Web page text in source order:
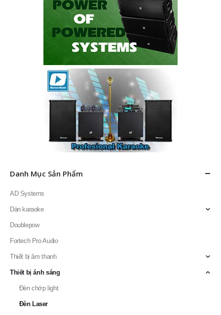
Danh Mục Sản Phẩm
AD Systems
Dàn karaoke
Doublepow
Fortech Pro Audio
Thiết bị âm thanh
Thiết bị ánh sáng
Đèn chớp light
Đèn Laser